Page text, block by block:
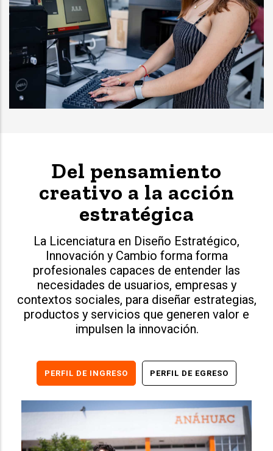
Del pensamiento
creativo a la acción
estratégica
La Licenciatura en Diseño Estratégico,
Innovación y Cambio forma forma
profesionales capaces de entender las
necesidades de usuarios, empresas y
contextos sociales, para diseñar estrategias,
productos y servicios que generen valor e
impulsen la innovación.
PERFIL DE INGRESO PERFIL DE EGRESO